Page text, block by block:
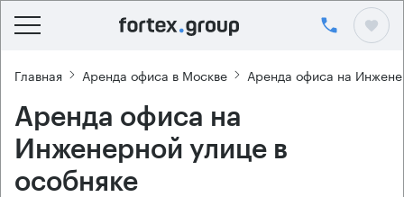
Главная Аренда офиса в Москве Аренда офиса на
Аренда офиса на
Инженерной улице в
особняке